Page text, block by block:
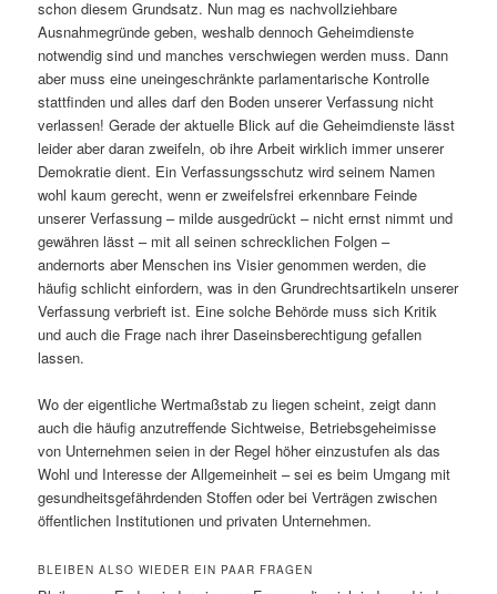
schon diesem Grundsatz. Nun mag es nachvollziehbare
Ausnahmegründe geben, weshalb dennoch Geheimdienste
notwendig sind und manches verschwiegen werden muss. Dann
aber muss eine uneingeschränkte parlamentarische Kontrolle
stattfinden und alles darf den Boden unserer Verfassung nicht
verlassen! Gerade der aktuelle Blick auf die Geheimdienste lässt
leider aber daran zweifeln, ob ihre Arbeit wirklich immer unserer
Demokratie dient. Ein Verfassungsschutz wird seinem Namen
wohl kaum gerecht, wenn er zweifelsfrei erkennbare Feinde
unserer Verfassung – milde ausgedrückt – nicht ernst nimmt und
gewähren lässt – mit all seinen schrecklichen Folgen –
andernorts aber Menschen ins Visier genommen werden, die
häufig schlicht einfordern, was in den Grundrechtsartikeln unserer
Verfassung verbrieft ist. Eine solche Behörde muss sich Kritik
und auch die Frage nach ihrer Daseinsberechtigung gefallen
lassen.
Wo der eigentliche Wertmaßstab zu liegen scheint, zeigt dann
auch die häufig anzutreffende Sichtweise, Betriebsgeheimisse
von Unternehmen seien in der Regel höher einzustufen als das
Wohl und Interesse der Allgemeinheit – sei es beim Umgang mit
gesundheitsgefährdenden Stoffen oder bei Verträgen zwischen
öffentlichen Institutionen und privaten Unternehmen.
BLEIBEN ALSO WIEDER EIN PAAR FRAGEN